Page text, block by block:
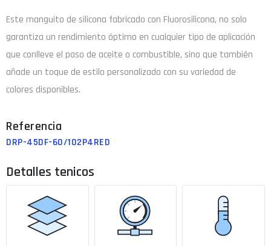
Este manguito de silicona fabricado con Fluorosilicona, no solo
garantiza un rendimiento óptimo en cualquier tipo de aplicación
que conlleve el paso de aceite o combustible, sino que también
añade un toque de estilo personalizado con su variedad de
colores disponibles.
DRP-45DF-60/102P4RED
Detalles tenicos